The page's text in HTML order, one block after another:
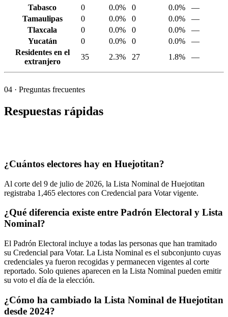
Tabasco
0 0.0% 0 0.0%
—
Tamaulipas
0 0.0% 0 0.0%
—
Tlaxcala
0 0.0% 0 0.0%
—
Yucatán
0 0.0% 0 0.0%
—
Residentes en el
extranjero
35 2.3% 27 1.8% —
04 · Preguntas frecuentes
Respuestas rápidas
¿Cuántos electores hay en Huejotitan?
Al corte del 9 de julio de 2026, la Lista Nominal de Huejotitan
registraba 1,465 electores con Credencial para Votar vigente.
¿Qué diferencia existe entre Padrón Electoral y Lista
Nominal?
El Padrón Electoral incluye a todas las personas que han tramitado
su Credencial para Votar. La Lista Nominal es el subconjunto cuyas
credenciales ya fueron recogidas y permanecen vigentes al corte
reportado. Solo quienes aparecen en la Lista Nominal pueden emitir
su voto el día de la elección.
¿Cómo ha cambiado la Lista Nominal de Huejotitan
desde 2024?